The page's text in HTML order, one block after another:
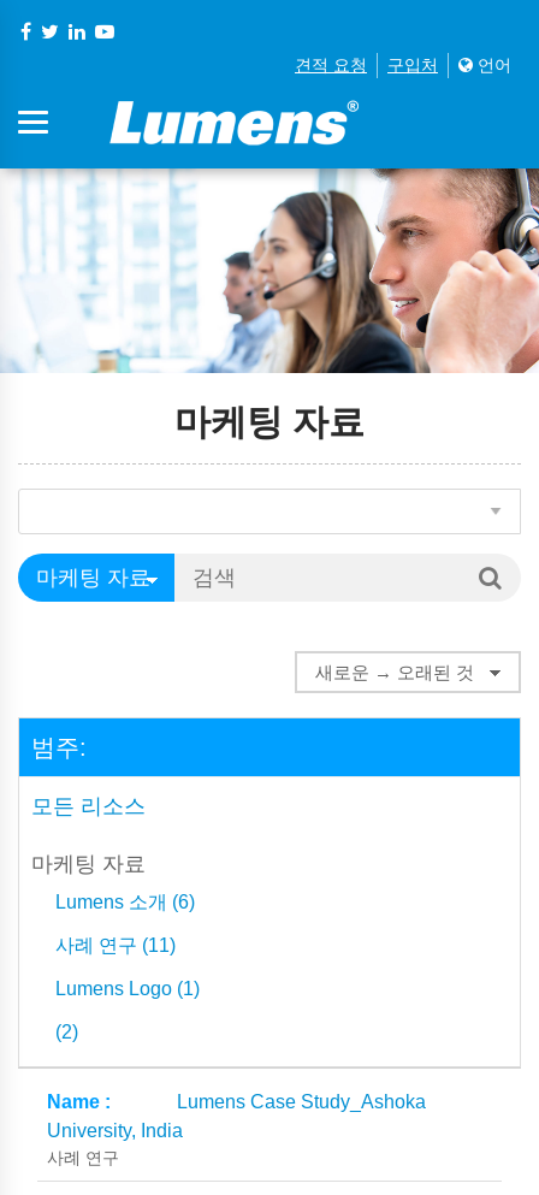
견적 요청 구입처 언어
마케팅 자료
범주:
모든 리소스
마케팅 자료
Lumens 소개 (6)
사례 연구 (11)
Lumens Logo (1)
(2)
Lumens Case Study_Ashoka
University, India
사례 연구